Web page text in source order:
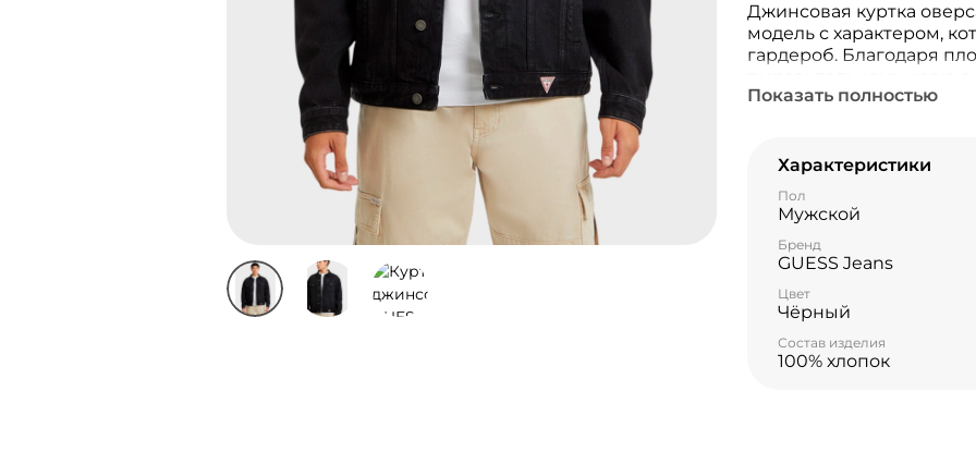
Джинсовая куртка
модель с характером,
гардероб. Благодаря
выразительному крою
придаст образу
делает её особенно
Показать полностью
Характеристики
Пол
Мужской
Бренд
GUESS Jeans
Цвет
Чёрный
Состав изделия
100% хлопок